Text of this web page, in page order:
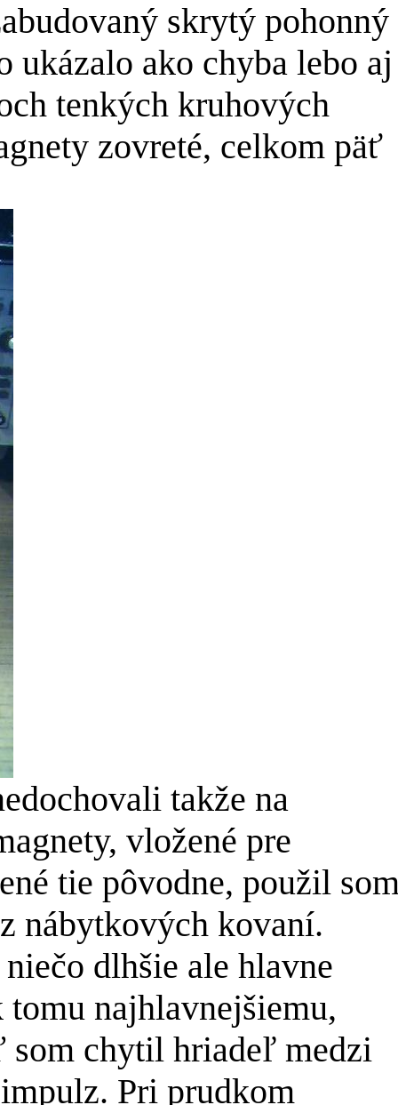
skrytý pohonný
ukázalo ako chyba lebo aj
tenkých kruhových
zovreté, celkom päť
takže na
vložené pre
tie pôvodne, použil
nábytkových kovaní.
dlhšie ale hlavne
najhlavnejšiemu,
chytil hriadeľ medzi
Pri prudkom